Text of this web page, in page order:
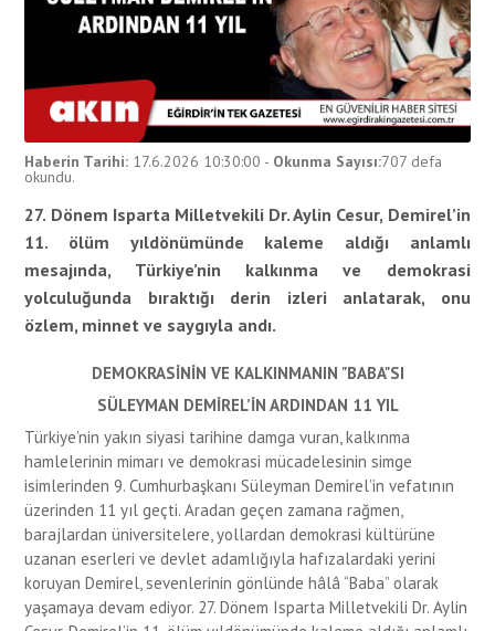
Haberin Tarihi: 17.6.2026 10:30:00 - Okunma Sayısı:707 defa
okundu.
27. Dönem Isparta Milletvekili Dr. Aylin Cesur, Demirel’in
11. ölüm yıldönümünde kaleme aldığı anlamlı
mesajında, Türkiye’nin kalkınma ve demokrasi
yolculuğunda bıraktığı derin izleri anlatarak, onu
özlem, minnet ve saygıyla andı.
DEMOKRASİNİN VE KALKINMANIN "BABA"SI
SÜLEYMAN DEMİREL’İN ARDINDAN 11 YIL
Türkiye’nin yakın siyasi tarihine damga vuran, kalkınma
hamlelerinin mimarı ve demokrasi mücadelesinin simge
isimlerinden 9. Cumhurbaşkanı Süleyman Demirel’in vefatının
üzerinden 11 yıl geçti. Aradan geçen zamana rağmen,
barajlardan üniversitelere, yollardan demokrasi kültürüne
uzanan eserleri ve devlet adamlığıyla hafızalardaki yerini
koruyan Demirel, sevenlerinin gönlünde hâlâ “Baba” olarak
yaşamaya devam ediyor. 27. Dönem Isparta Milletvekili Dr. Aylin